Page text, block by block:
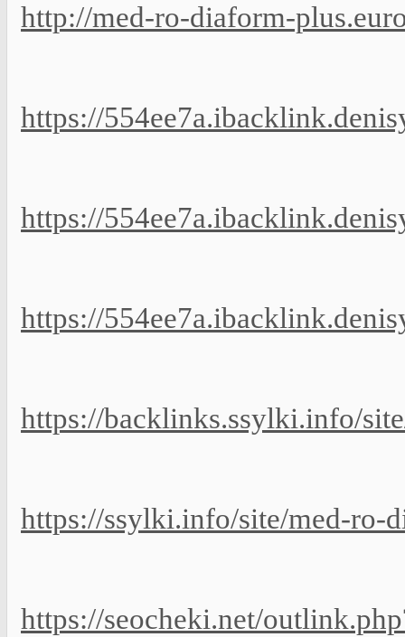
http://med-ro-diaform-
https://
https://
https://
https://backlinks.ssylki.info/
https://ssylki.info/site/med-ro-
https://seocheki.net/